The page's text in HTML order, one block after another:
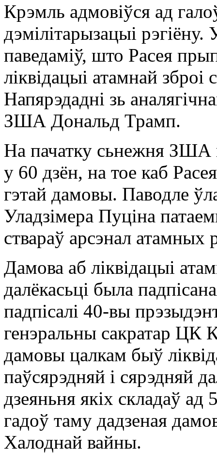
Крэмль адмовіўся ад
дэмілітарызацыі
паведаміў, што Расея
ліквідацыі атамнай зброі
Напярэдадні зь
ЗША Дональд Трамп.
На пачатку сьнежня ЗША
у 60 дзён, на тое каб
гэтай дамовы. Паводле
Уладзімера Пуціна
ствараў арсэнал атамных
Дамова аб ліквідацыі
далёкасьці была
падпісалі 40-вы
генэральны сакратар ЦК
дамовы цалкам быў
паўсярэдняй і сярэдняй
дзеяньня якіх складаў ад
гадоў таму дадзеная
Халоднай вайны.